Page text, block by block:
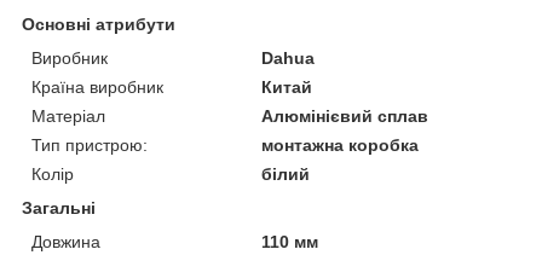
Основні атрибути
Виробник
Dahua
Країна виробник
Китай
Матеріал
Алюмінієвий сплав
Тип пристрою:
монтажна коробка
Колір
білий
Загальні
Довжина
110 мм